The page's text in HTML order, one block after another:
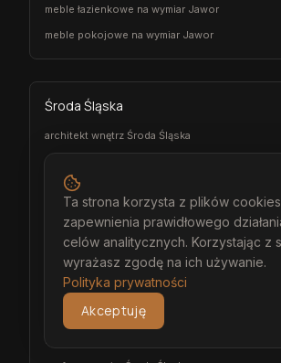
meble łazienkowe na wymiar Jawor
meble pokojowe na wymiar Jawor
Środa Śląska
architekt wnętrz Środa Śląska
projekt wnętrz Środa Śląska
projektowanie wnętrz Środa Śląska
aranżacja wnętrz Środa Śląska
wizualizacja wnętrz Środa Śląska
meble na wymiar Środa Śląska
stolarz Środa Śląska
kuchnia na wymiar Środa Śląska
Ta strona korzysta z plików
zapewnienia prawidłowego
celów analitycznych. Korzystając z
wyrażasz zgodę na ich używanie.
Polityka prywatności
Akceptuję